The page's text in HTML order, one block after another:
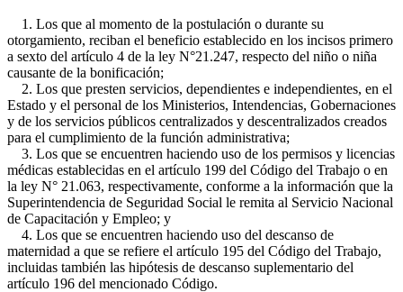
1. Los que al momento de la postulación o durante su
otorgamiento, reciban el beneficio establecido en los incisos primero
a sexto del artículo 4 de la ley N°21.247, respecto del niño o niña
causante de la bonificación;
2. Los que presten servicios, dependientes e independientes, en el
Estado y el personal de los Ministerios, Intendencias, Gobernaciones
y de los servicios públicos centralizados y descentralizados creados
para el cumplimiento de la función administrativa;
3. Los que se encuentren haciendo uso de los permisos y licencias
médicas establecidas en el artículo 199 del Código del Trabajo o en
la ley N° 21.063, respectivamente, conforme a la información que la
Superintendencia de Seguridad Social le remita al Servicio Nacional
de Capacitación y Empleo; y
4. Los que se encuentren haciendo uso del descanso de
maternidad a que se refiere el artículo 195 del Código del Trabajo,
incluidas también las hipótesis de descanso suplementario del
artículo 196 del mencionado Código.